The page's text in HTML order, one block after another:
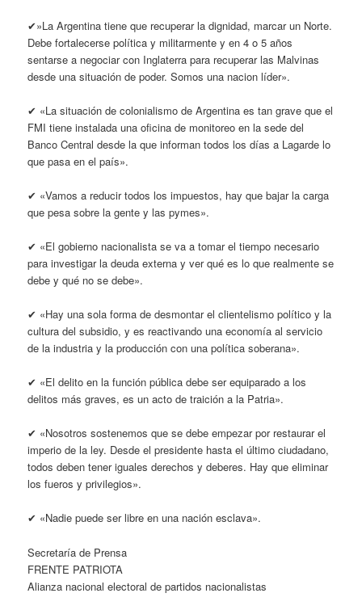
✔»La Argentina tiene que recuperar la dignidad, marcar un Norte.
Debe fortalecerse política y militarmente y en 4 o 5 años
sentarse a negociar con Inglaterra para recuperar las Malvinas
desde una situación de poder. Somos una nacion líder».
✔ «La situación de colonialismo de Argentina es tan grave que el
FMI tiene instalada una oficina de monitoreo en la sede del
Banco Central desde la que informan todos los días a Lagarde lo
que pasa en el país».
✔ «Vamos a reducir todos los impuestos, hay que bajar la carga
que pesa sobre la gente y las pymes».
✔ «El gobierno nacionalista se va a tomar el tiempo necesario
para investigar la deuda externa y ver qué es lo que realmente se
debe y qué no se debe».
✔ «Hay una sola forma de desmontar el clientelismo político y la
cultura del subsidio, y es reactivando una economía al servicio
de la industria y la producción con una política soberana».
✔ «El delito en la función pública debe ser equiparado a los
delitos más graves, es un acto de traición a la Patria».
✔ «Nosotros sostenemos que se debe empezar por restaurar el
imperio de la ley. Desde el presidente hasta el último ciudadano,
todos deben tener iguales derechos y deberes. Hay que eliminar
los fueros y privilegios».
✔ «Nadie puede ser libre en una nación esclava».
Secretaría de Prensa
FRENTE PATRIOTA
Alianza nacional electoral de partidos nacionalistas